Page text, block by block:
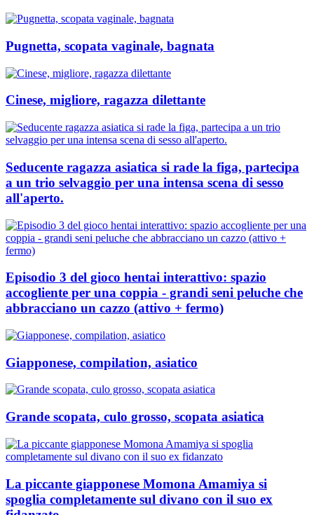
Pugnetta, scopata vaginale, bagnata
Cinese, migliore, ragazza dilettante
Seducente ragazza asiatica si rade la figa, partecipa
a un trio selvaggio per una intensa scena di sesso
all'aperto.
Episodio 3 del gioco hentai interattivo: spazio
accogliente per una coppia - grandi seni peluche che
abbracciano un cazzo (attivo + fermo)
Giapponese, compilation, asiatico
Grande scopata, culo grosso, scopata asiatica
La piccante giapponese Momona Amamiya si
spoglia completamente sul divano con il suo ex